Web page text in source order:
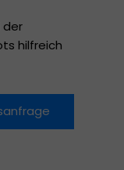
der
hilfreich